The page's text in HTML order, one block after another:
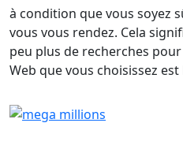
à condition que vous soyez
vous vous rendez. Cela
peu plus de recherches
Web que vous choisissez est